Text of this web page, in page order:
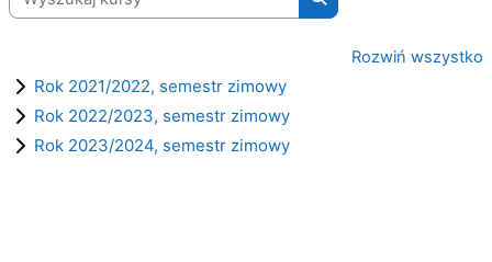
Wyszukaj kursy
Rozwiń wszystko
Rok 2021/2022, semestr zimowy
Rok 2022/2023, semestr zimowy
Rok 2023/2024, semestr zimowy